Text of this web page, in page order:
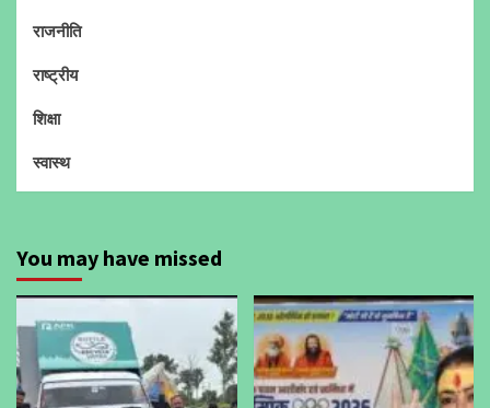
राजनीति
राष्ट्रीय
शिक्षा
स्वास्थ
You may have missed